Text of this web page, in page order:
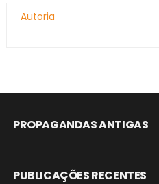
Autoria
PROPAGANDAS ANTIGAS
PUBLICAÇÕES RECENTES